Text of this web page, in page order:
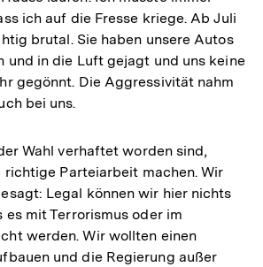
ich auf die Fresse kriege. Ab Juli
brutal. Sie haben unsere Autos
und in die Luft gejagt und uns keine
gegönnt. Die Aggressivität nahm
bei uns.
Wahl verhaftet worden sind,
richtige Parteiarbeit machen. Wir
Legal können wir hier nichts
es mit Terrorismus oder im
werden. Wir wollten einen
und die Regierung außer